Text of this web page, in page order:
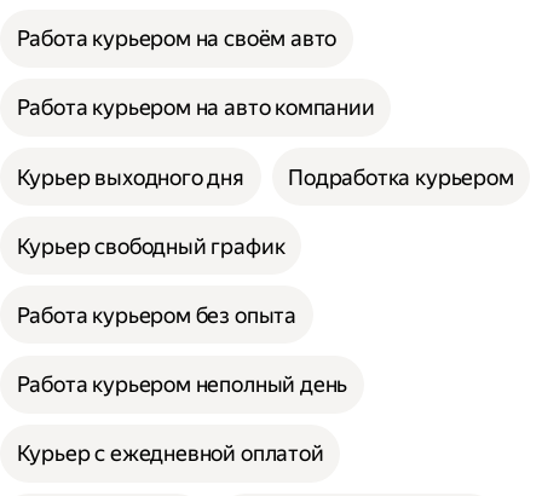
Работа курьером на своём авто
Работа курьером на авто компании
Курьер выходного дня Подработка курьером
Курьер свободный график
Работа курьером без опыта
Работа курьером неполный день
Курьер с ежедневной оплатой